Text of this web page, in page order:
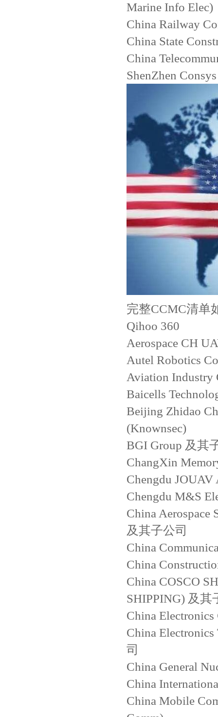
Marine Info Elec)
China Railway
China State
China
ShenZhen
完整CCMC清单
Qihoo 360
Aerospace CH
Autel Robotics
Aviation
Baicells
Beijing Zhidao
(Knownsec)
BGI Group 及其
ChangXin
Chengdu JOUAV
Chengdu M&S
China Aerospace
及其子公司
China
China
China COSCO
SHIPPING) 及其
China
China
司
China General
China
China Mobile